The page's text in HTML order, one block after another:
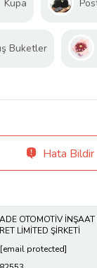
Kupa
Buketler
Hata Bildir
OTOMOTİV İNŞAAT
LİMİTED ŞİRKETİ
[email protected]